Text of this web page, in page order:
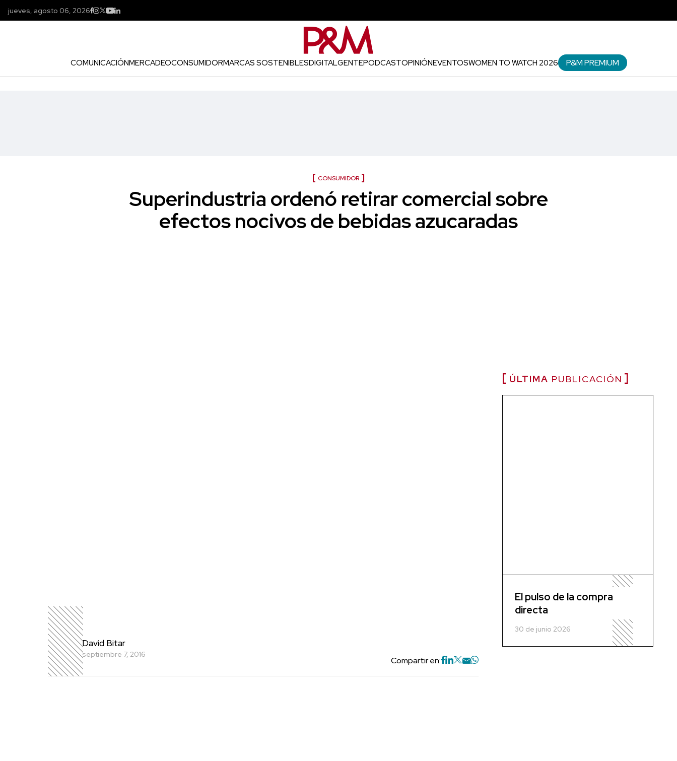
jueves, agosto 06, 2026
COMUNICACIÓNMERCADEOCONSUMIDORMARCAS SOSTENIBLESDIGITALGENTEPODCASTOPINIÓNEVENTOSWOMEN TO WATCH 2026 P&M PREMIUM
CONSUMIDOR
Superindustria ordenó retirar comercial sobre
efectos nocivos de bebidas azucaradas
David Bitar
septiembre 7, 2016
Compartir en:
ÚLTIMA PUBLICACIÓN
El pulso de la compra
directa
30 de junio 2026